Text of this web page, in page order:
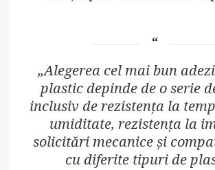
„Alegerea cel mai bun
plastic depinde de o serie
inclusiv de rezistența la
umiditate, rezistența la
solicitări mecanice și
cu diferite tipuri de